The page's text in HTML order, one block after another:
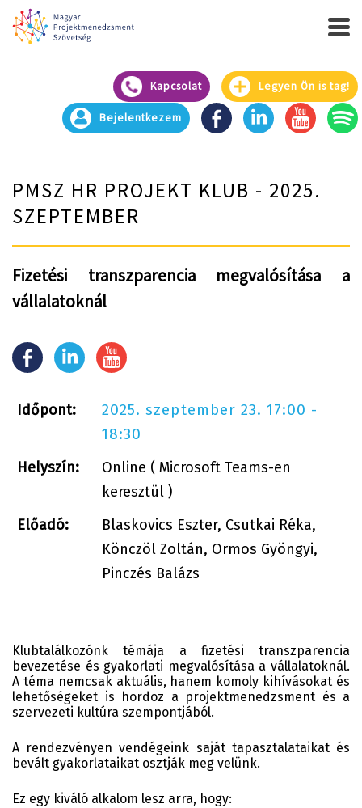
Kapcsolat Legyen Ön is tag!
Bejelentkezem
PMSZ HR PROJEKT KLUB - 2025.
SZEPTEMBER
Fizetési transzparencia megvalósítása a
vállalatoknál
Időpont:
2025. szeptember 23. 17:00 -
18:30
Helyszín:
Online ( Microsoft Teams-en
keresztül )
Előadó:
Blaskovics Eszter, Csutkai Réka,
Könczöl Zoltán, Ormos Gyöngyi,
Pinczés Balázs
Klubtalálkozónk témája a fizetési transzparencia
bevezetése és gyakorlati megvalósítása a vállalatoknál.
A téma nemcsak aktuális, hanem komoly kihívásokat és
lehetőségeket is hordoz a projektmenedzsment és a
szervezeti kultúra szempontjából.
A rendezvényen vendégeink saját tapasztalataikat és
bevált gyakorlataikat osztják meg velünk.
Ez egy kiváló alkalom lesz arra, hogy: